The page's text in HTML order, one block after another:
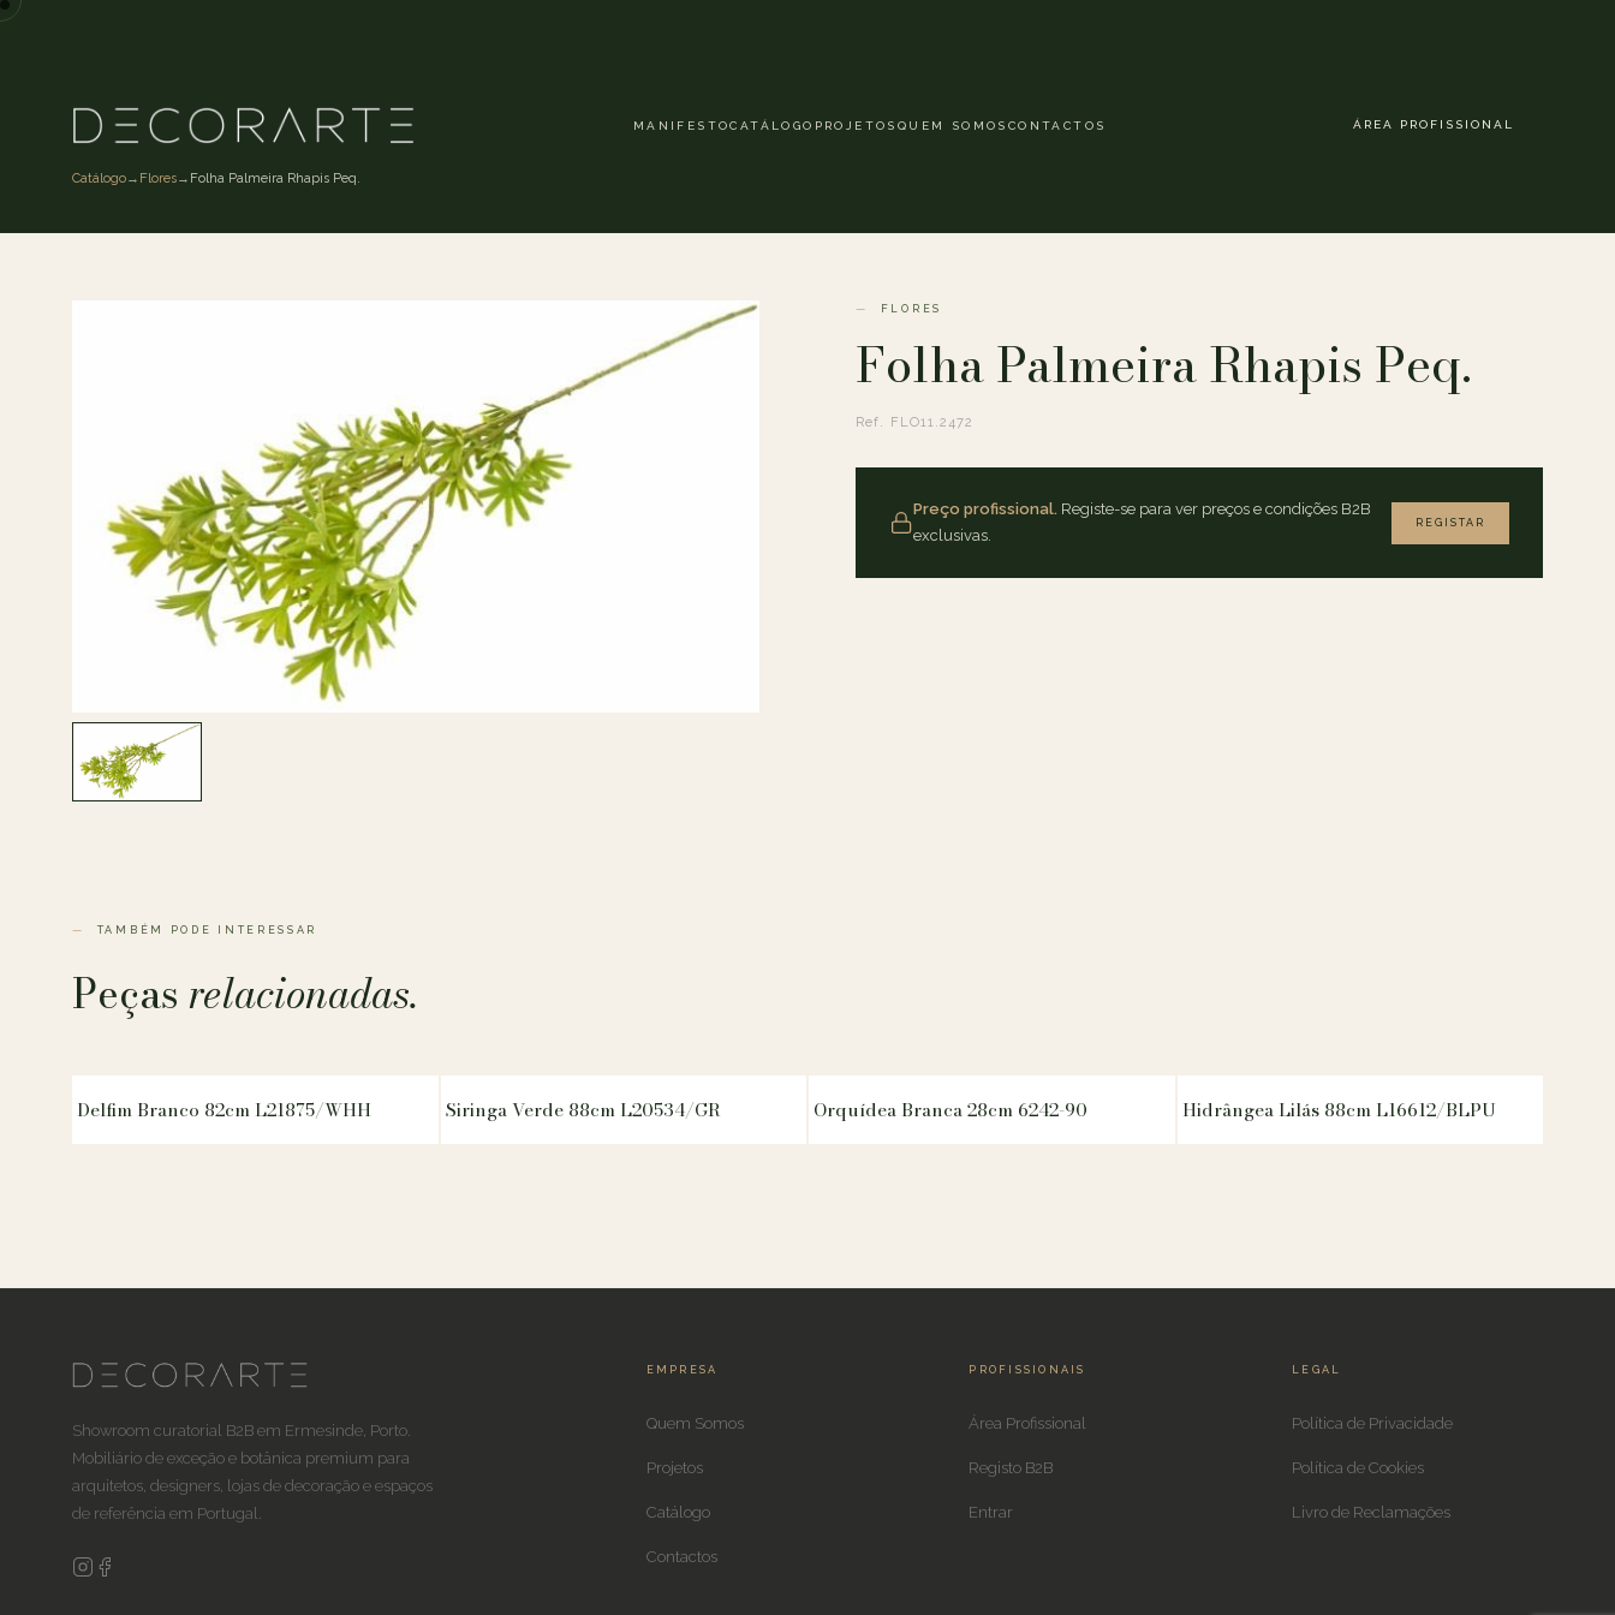
MANIFESTOCATÁLOGO PROJETOS QUEM SOMOS CONTACTOS ÁREA PROFISSIONAL
Catálogo→ Flores→ Folha Palmeira Rhapis Peq.
FLORES
Folha Palmeira Rhapis Peq.
Ref. FLO11.2472
Preço profissional. Registe-se para ver preços e condições B2B
exclusivas.
REGISTAR
TAMBÉM PODE INTERESSAR
Peçasrelacionadas.
Delfim Branco 82cm L21875/WHH Siringa Verde 88cm L20534/GR Orquídea Branca 28cm 6242-90 Hidrângea Lilás 88cm L16612/BLPU
Showroom curatorial B2B em Ermesinde, Porto.
Mobiliário de exceção e botânica premium para
arquitetos, designers, lojas de decoração e espaços
de referência em Portugal.
EMPRESA
Quem Somos
Projetos
Catálogo
Contactos
PROFISSIONAIS
Área Profissional
Registo B2B
Entrar
LEGAL
Política de Privacidade
Política de Cookies
Livro de Reclamações